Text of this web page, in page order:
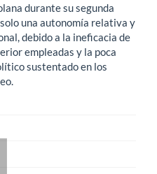
durante su segunda
una autonomía relativa y
debido a la ineficacia de
empleadas y la poca
sustentado en los